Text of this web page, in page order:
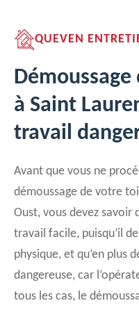
QUEVEN
à Saint
travail
Avant que vous ne
démoussage de votre
Oust, vous devez savoir
travail facile, puisqu’il
physique, et qu’en plus
dangereuse, car
tous les cas, le